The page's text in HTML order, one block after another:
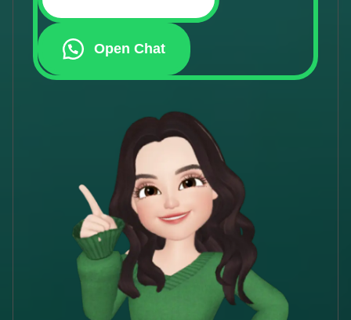
Open Chat